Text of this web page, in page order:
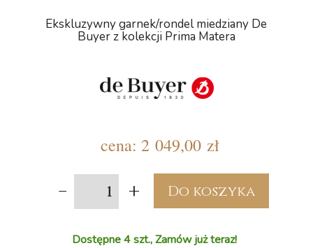
Ekskluzywny garnek/rondel miedziany De
Buyer z kolekcji Prima Matera
cena: 2 049,00 zł
- + Do koszyka
Dostępne 4 szt., Zamów już teraz!